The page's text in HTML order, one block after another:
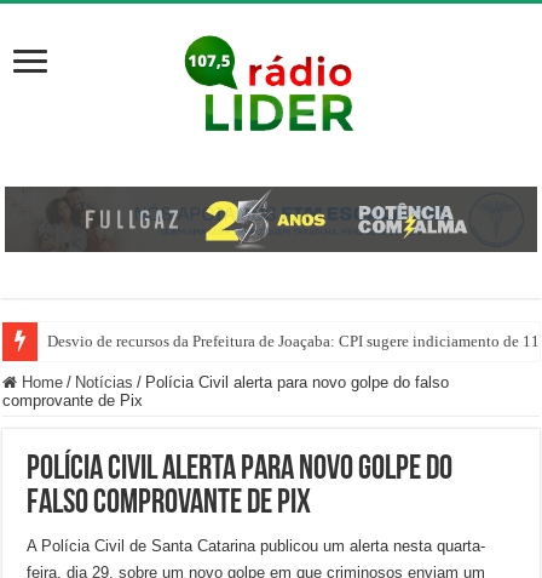
Desvio de recursos da Prefeitura de Joaçaba: CPI sugere indiciamento de 11
PM prende homem por agredir companheira e apreende quase 1 kg de
Home / Notícias / Polícia Civil alerta para novo golpe do falso
comprovante de Pix
Polícia Civil alerta para novo golpe do
falso comprovante de Pix
A Polícia Civil de Santa Catarina publicou um alerta nesta quarta-
feira, dia 29, sobre um novo golpe em que criminosos enviam um